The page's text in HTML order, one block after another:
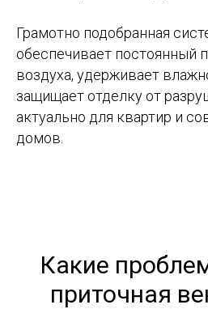
Грамотно подобранная
обеспечивает постоянный
воздуха, удерживает
защищает отделку от
актуально для квартир и
домов.
Какие
приточная